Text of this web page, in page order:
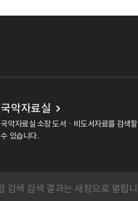
국악자료실
국악자료실 소장 도서ㆍ비도서자료를 검색할
수 있습니다.